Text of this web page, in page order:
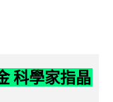
科學家指晶